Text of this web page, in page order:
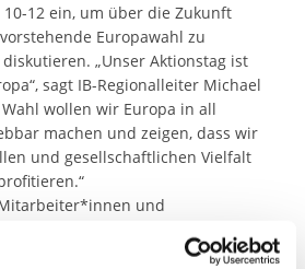
12 ein, um über die Zukunft
Europawahl zu
„Unser Aktionstag ist
sagt IB-Regionalleiter Michael
wollen wir Europa in all
machen und zeigen, dass wir
und gesellschaftlichen Vielfalt
und
und einem Europa-Quiz